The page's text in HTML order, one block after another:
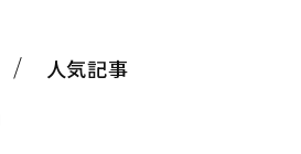
人気記事